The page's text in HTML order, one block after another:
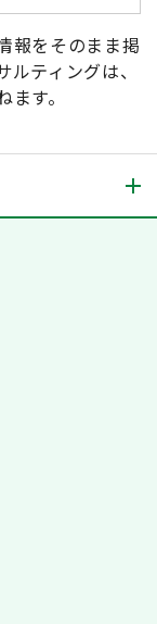
報をそのまま掲
ティングは、
す。